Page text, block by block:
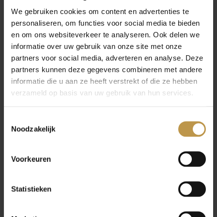
We gebruiken cookies om content en advertenties te
personaliseren, om functies voor social media te bieden
en om ons websiteverkeer te analyseren. Ook delen we
informatie over uw gebruik van onze site met onze
partners voor social media, adverteren en analyse. Deze
partners kunnen deze gegevens combineren met andere
informatie die u aan ze heeft verstrekt of die ze hebben
verzameld op basis van uw gebruik van hun services.
Noodzakelijk
Voorkeuren
Statistieken
eiland woont, voelt het ook een beetje als een dorp.
Terwijl toch alle faciliteiten aanwezig zijn.”
… nieuwbouwproject Houtsma
Natuurlijk vanwege de locatie aan het water en
opzet van Houtsma is prettig. Het is geen
pluspunt. Het lijkt me heel fijn om hier te zitten